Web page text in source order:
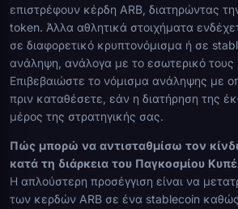
επιστρέφουν κέρδη ARB, διατηρώντας
token. Άλλα αθλητικά στοιχήματα
σε διαφορετικό κρυπτονόμισμα ή σε
ανάληψη, ανάλογα με το εσωτερικό τους
Επιβεβαιώστε το νόμισμα ανάληψης με
πριν καταθέσετε, εάν η διατήρηση της
μέρος της στρατηγικής σας.
Πώς μπορώ να αντισταθμίσω τον
κατά τη διάρκεια του Παγκοσμίου
Η απλούστερη προσέγγιση είναι να
των κερδών ARB σε ένα stablecoin καθώς